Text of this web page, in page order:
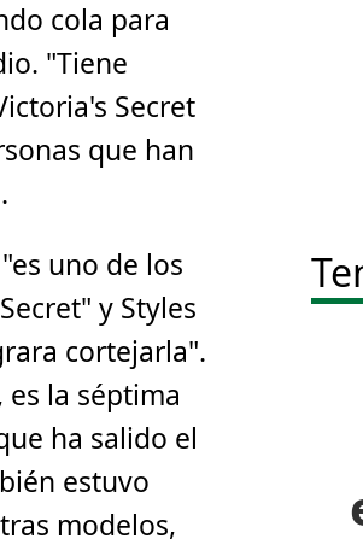
cola para
"Tiene
Secret
que han
uno de los
y Styles
cortejarla".
es la séptima
ha salido el
estuvo
modelos,